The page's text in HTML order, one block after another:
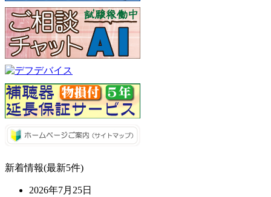
新着情報(最新5件)
2026年7月25日